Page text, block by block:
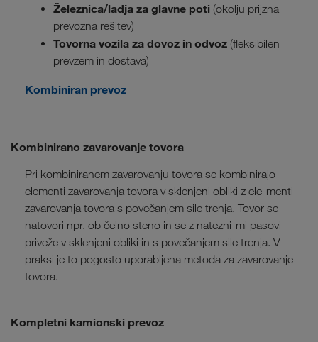
Železnica/ladja za glavne poti (okolju prijzna
prevozna rešitev)
Tovorna vozila za dovoz in odvoz (fleksibilen
prevzem in dostava)
Kombiniran prevoz
Kombinirano zavarovanje tovora
Pri kombiniranem zavarovanju tovora se kombinirajo
elementi zavarovanja tovora v sklenjeni obliki z ele-menti
zavarovanja tovora s povečanjem sile trenja. Tovor se
natovori npr. ob čelno steno in se z natezni-mi pasovi
priveže v sklenjeni obliki in s povečanjem sile trenja. V
praksi je to pogosto uporabljena metoda za zavarovanje
tovora.
Kompletni kamionski prevoz